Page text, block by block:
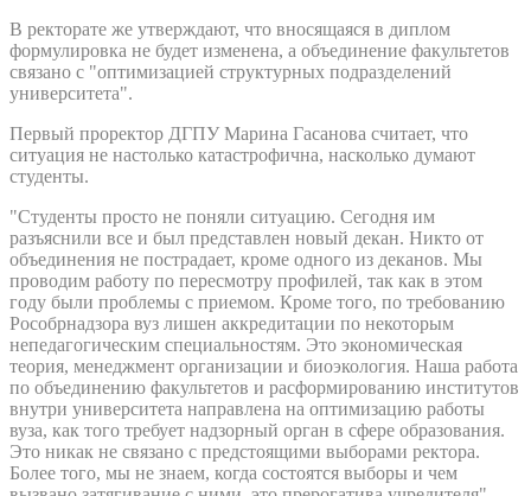
В ректорате же утверждают, что вносящаяся в диплом
формулировка не будет изменена, а объединение факультетов
связано с "оптимизацией структурных подразделений
университета".
Первый проректор ДГПУ Марина Гасанова считает, что
ситуация не настолько катастрофична, насколько думают
студенты.
"Студенты просто не поняли ситуацию. Сегодня им
разъяснили все и был представлен новый декан. Никто от
объединения не пострадает, кроме одного из деканов. Мы
проводим работу по пересмотру профилей, так как в этом
году были проблемы с приемом. Кроме того, по требованию
Рособрнадзора вуз лишен аккредитации по некоторым
непедагогическим специальностям. Это экономическая
теория, менеджмент организации и биоэкология. Наша работа
по объединению факультетов и расформированию институтов
внутри университета направлена на оптимизацию работы
вуза, как того требует надзорный орган в сфере образования.
Это никак не связано с предстоящими выборами ректора.
Более того, мы не знаем, когда состоятся выборы и чем